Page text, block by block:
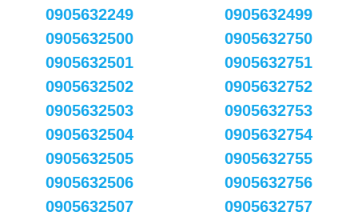
0905632249
0905632499
0905632500
0905632501
0905632502
0905632503
0905632504
0905632505
0905632506
0905632507
0905632750
0905632751
0905632752
0905632753
0905632754
0905632755
0905632756
0905632757